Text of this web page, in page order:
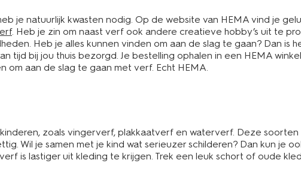
je natuurlijk kwasten nodig. Op de website van HEMA vind je
. Heb je zin om naast verf ook andere creatieve hobby’s uit te
Heb je alles kunnen vinden om aan de slag te gaan? Dan is
tijd bij jou thuis bezorgd. Je bestelling ophalen in een HEMA
om aan de slag te gaan met verf. Echt HEMA.
zoals vingerverf, plakkaatverf en waterverf. Deze
Wil je samen met je kind wat serieuzer schilderen? Dan kun
is lastiger uit kleding te krijgen. Trek een leuk schort of oude